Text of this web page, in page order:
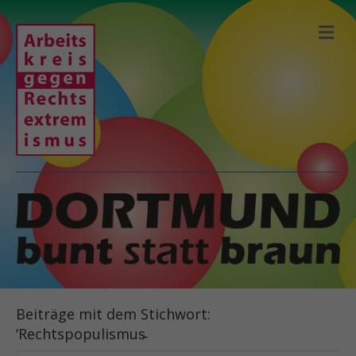
N
A
O
N
Beiträge mit dem Stichwort:
‘Rechtspopulismus̵